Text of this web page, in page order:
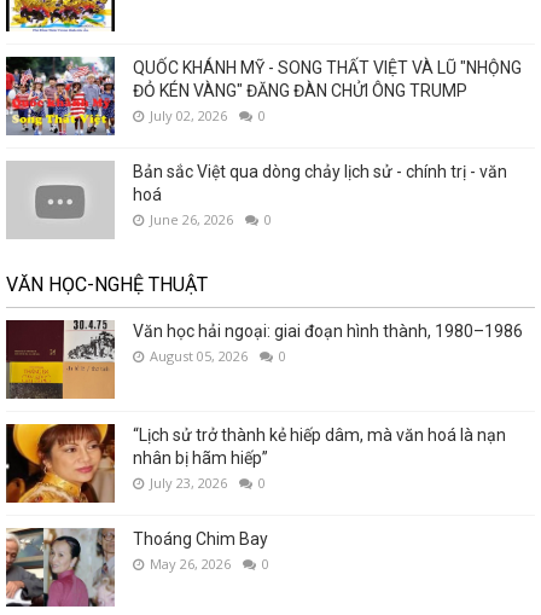
QUỐC KHÁNH MỸ - SONG THẤT VIỆT VÀ LŨ "NHỘNG
ĐỎ KÉN VÀNG" ĐĂNG ĐÀN CHỬI ÔNG TRUMP
July 02, 2026 0
Bản sắc Việt qua dòng chảy lịch sử - chính trị - văn
hoá
June 26, 2026 0
VĂN HỌC-NGHỆ THUẬT
Văn học hải ngoại: giai đoạn hình thành, 1980–1986
August 05, 2026 0
“Lịch sử trở thành kẻ hiếp dâm, mà văn hoá là nạn
nhân bị hãm hiếp”
July 23, 2026 0
Thoáng Chim Bay
May 26, 2026 0